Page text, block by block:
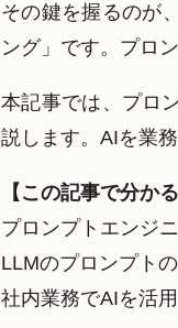
その鍵を握るのが
ング」です。プロ
本記事では、プロ
説します。AIを業
【この記事で分か
プロンプトエンジ
LLMのプロンプト
社内業務でAIを活